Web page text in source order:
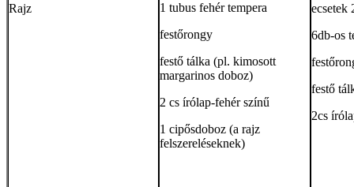
Rajz
1 tubus fehér tempera
festőrongy
festő tálka (pl. kimosott
margarinos doboz)
2 cs írólap-fehér színű
1 cipősdoboz (a rajz
felszereléseknek)
ecsetek
6db-os
festő
2cs